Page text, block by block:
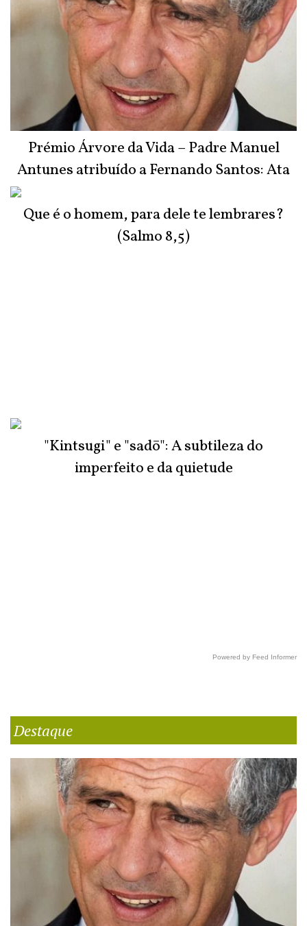
Prémio Árvore da Vida – Padre Manuel
Antunes atribuído a Fernando Santos: Ata
Que é o homem, para dele te lembrares?
(Salmo 8,5)
"Kintsugi" e "sadō": A subtileza do
imperfeito e da quietude
Powered by Feed Informer
Destaque